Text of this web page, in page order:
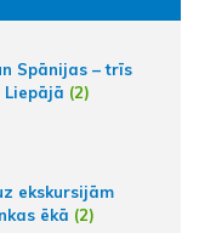
Spānijas – trīs
(2)
ekskursijām
ēkā (2)